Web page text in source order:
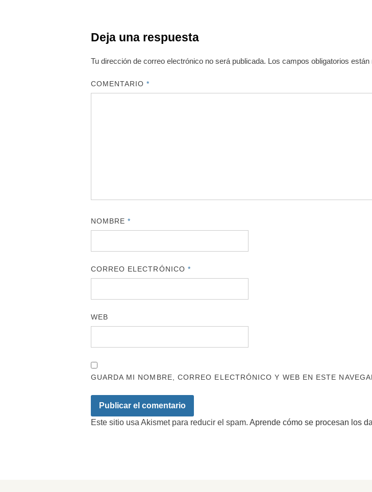
Deja una respuesta
Tu dirección de correo electrónico no será publicada. Los campos obligatorios
COMENTARIO*
NOMBRE*
CORREO ELECTRÓNICO *
WEB
GUARDA MI NOMBRE, CORREO ELECTRÓNICO Y WEB EN ESTE
Este sitio usa Akismet para reducir el spam. Aprende cómo se procesan los